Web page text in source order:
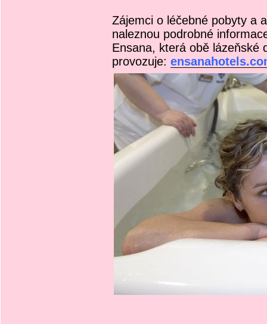
Zájemci o léčebné pobyty a
naleznou podrobné
Ensana, která obě lázeňské
provozuje: